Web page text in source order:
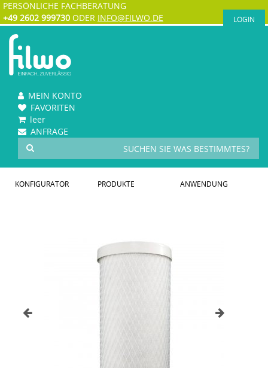
PERSÖNLICHE FACHBERATUNG
+49 2602 999730 ODER INFO@FILWO.DE LOGIN
MEIN KONTO
FAVORITEN
leer
ANFRAGE
KONFIGURATOR PRODUKTE ANWENDUNG